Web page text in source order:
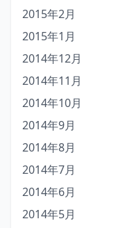
2015年2月
2015年1月
2014年12月
2014年11月
2014年10月
2014年9月
2014年8月
2014年7月
2014年6月
2014年5月